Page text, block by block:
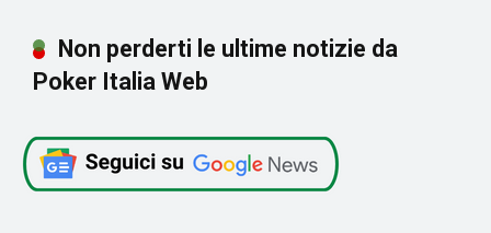
Non perderti le ultime notizie da
Poker Italia Web